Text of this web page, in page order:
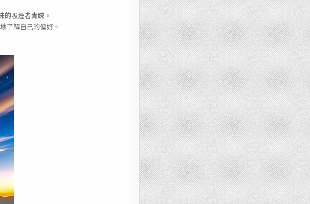
的吸煙者青睞。
了解自己的偏好。